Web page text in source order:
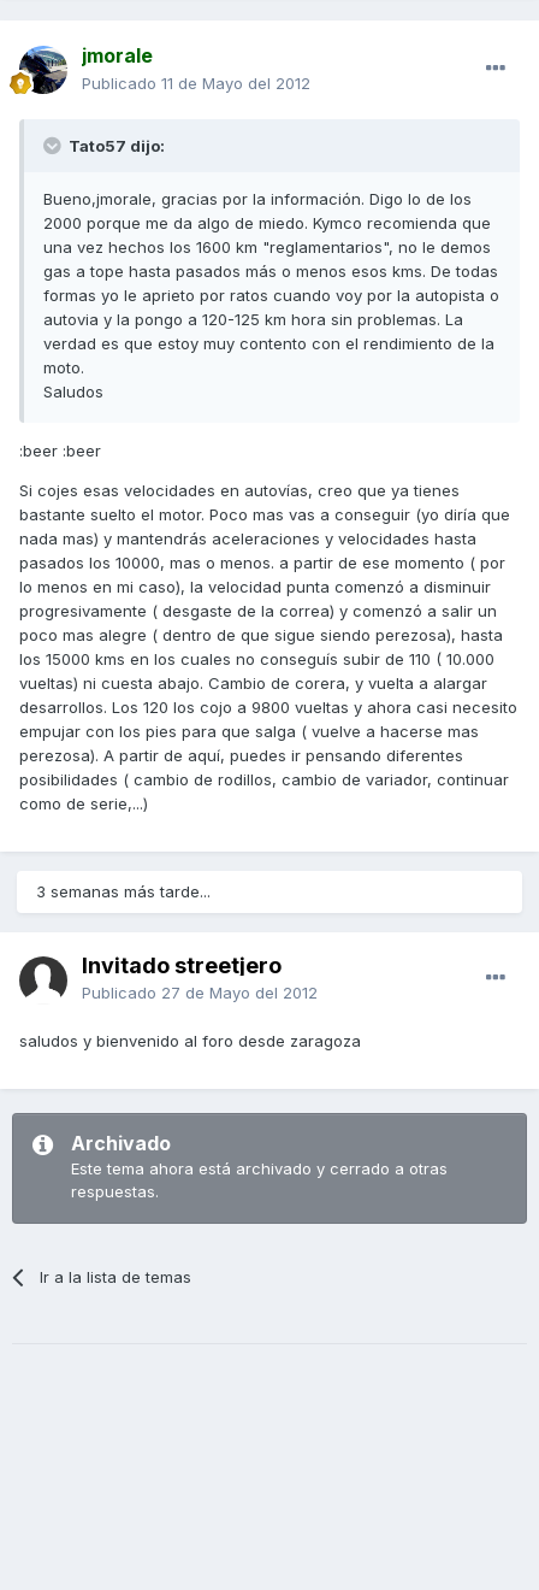
jmorale
Publicado 11 de Mayo del 2012
Tato57 dijo:
Bueno,jmorale, gracias por la información. Digo lo de los
2000 porque me da algo de miedo. Kymco recomienda que
una vez hechos los 1600 km "reglamentarios", no le demos
gas a tope hasta pasados más o menos esos kms. De todas
formas yo le aprieto por ratos cuando voy por la autopista o
autovia y la pongo a 120-125 km hora sin problemas. La
verdad es que estoy muy contento con el rendimiento de la
moto.
Saludos
:beer :beer
Si cojes esas velocidades en autovías, creo que ya tienes
bastante suelto el motor. Poco mas vas a conseguir (yo diría que
nada mas) y mantendrás aceleraciones y velocidades hasta
pasados los 10000, mas o menos. a partir de ese momento ( por
lo menos en mi caso), la velocidad punta comenzó a disminuir
progresivamente ( desgaste de la correa) y comenzó a salir un
poco mas alegre ( dentro de que sigue siendo perezosa), hasta
los 15000 kms en los cuales no conseguís subir de 110 ( 10.000
vueltas) ni cuesta abajo. Cambio de corera, y vuelta a alargar
desarrollos. Los 120 los cojo a 9800 vueltas y ahora casi necesito
empujar con los pies para que salga ( vuelve a hacerse mas
perezosa). A partir de aquí, puedes ir pensando diferentes
posibilidades ( cambio de rodillos, cambio de variador, continuar
como de serie,...)
3 semanas más tarde...
Invitado streetjero
Publicado 27 de Mayo del 2012
saludos y bienvenido al foro desde zaragoza
Archivado
Este tema ahora está archivado y cerrado a otras
respuestas.
Ir a la lista de temas